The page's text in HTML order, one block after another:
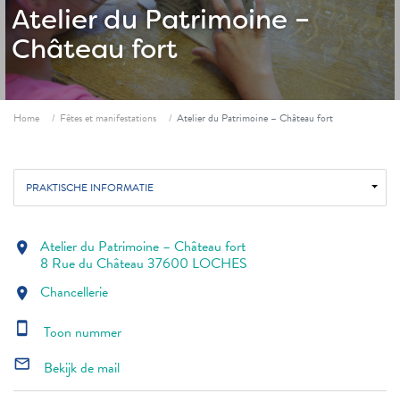
Atelier du Patrimoine –
Château fort
Fil d'ariane
Home Fêtes et manifestations Atelier du Patrimoine – Château fort
PRAKTISCHE INFORMATIE
location_on Atelier du Patrimoine – Château fort
8 Rue du Château 37600 LOCHES
location_on Chancellerie
smartphone Toon nummer
mail_outline Bekijk de mail